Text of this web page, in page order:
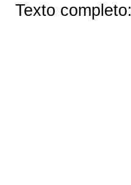
Texto completo: